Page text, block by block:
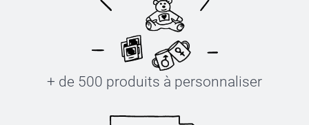
+ de 500 produits à personnaliser